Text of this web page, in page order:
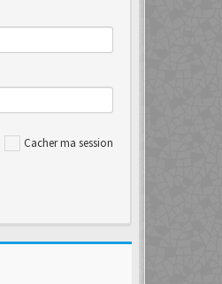
Cacher ma session